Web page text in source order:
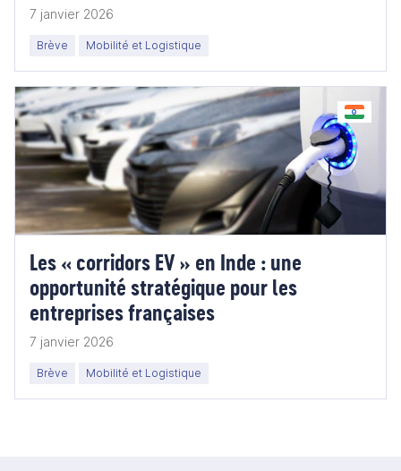
7 janvier 2026
Brève Mobilité et Logistique
Les « corridors EV » en Inde : une
opportunité stratégique pour les
entreprises françaises
7 janvier 2026
Brève Mobilité et Logistique